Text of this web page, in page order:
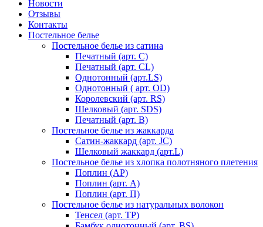
Новости
Отзывы
Контакты
Постельное белье
Постельное белье из сатина
Печатный (арт. С)
Печатный (арт. СL)
Однотонный (арт.LS)
Однотонный ( арт. OD)
Королевский (арт. RS)
Шелковый (арт. SDS)
Печатный (арт. В)
Постельное белье из жаккарда
Сатин-жаккард (арт. JC)
Шелковый жаккард (арт.L)
Постельное белье из хлопка полотняного плетения
Поплин (AP)
Поплин (арт. А)
Поплин (арт. П)
Постельное белье из натуральных волокон
Тенсел (арт. ТР)